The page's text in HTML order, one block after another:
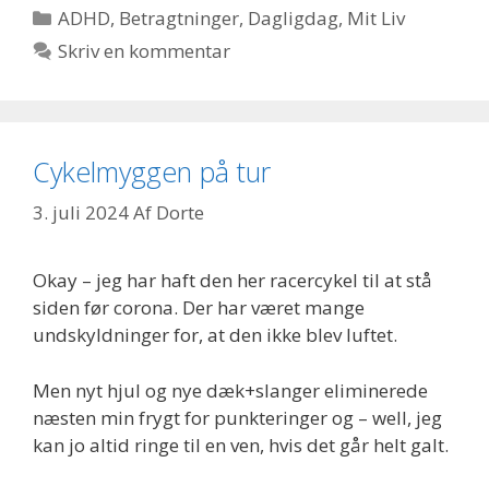
Kategorier
ADHD, Betragtninger, Dagligdag, Mit Liv
Skriv en kommentar
Cykelmyggen på tur
3. juli 2024Af Dorte
Okay – jeg har haft den her racercykel til at stå
siden før corona. Der har været mange
undskyldninger for, at den ikke blev luftet.
Men nyt hjul og nye dæk+slanger eliminerede
næsten min frygt for punkteringer og – well, jeg
kan jo altid ringe til en ven, hvis det går helt galt.